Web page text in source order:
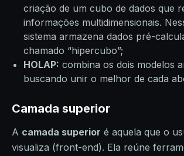
criação de um cubo de dados que
informações multidimensionais.
sistema armazena dados pré-
chamado “hipercubo”;
HOLAP: combina os dois modelos
buscando unir o melhor de cada
Camada superior
A camada superior é aquela que o
visualiza (front-end). Ela reúne